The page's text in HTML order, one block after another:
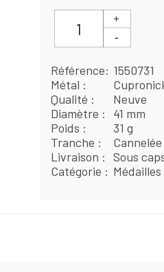
Référence
1550731
Métal
Qualité
Neuve
Diamètre
41 mm
Poids
31 g
Tranche
Cannelée
Livraison
Sous
Catégorie